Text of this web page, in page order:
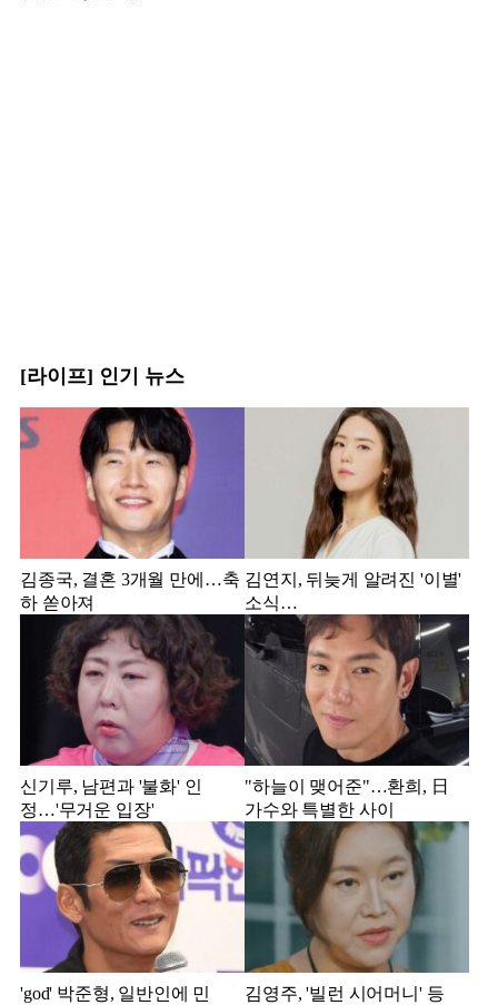
[라이프] 인기 뉴스
김종국, 결혼 3개월 만에…축
하 쏟아져
김연지, 뒤늦게 알려진 '이별'
소식…
신기루, 남편과 '불화' 인
정…'무거운 입장'
"하늘이 맺어준"…환희, 日
가수와 특별한 사이
'god' 박준형, 일반인에 민
김영주, '빌런 시어머니' 등